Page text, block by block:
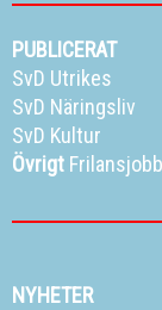
PUBLICERAT
SvD Utrikes
SvD Näringsliv
SvD Kultur
Övrigt Frilansjobb
NYHETER